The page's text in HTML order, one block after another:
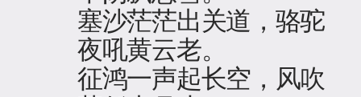
塞沙茫茫出关道，骆驼
夜吼黄云老。
征鸿一声起长空，风吹